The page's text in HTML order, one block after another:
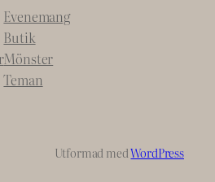
Evenemang
Butik
Mönster
Teman
Utformad medWordPress